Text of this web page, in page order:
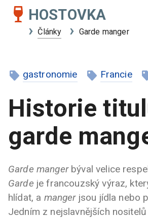
HOSTOVKA
Články Garde manger
gastronomie Francie
Historie
garde
Garde mangerbýval velice
Garde je francouzský výraz,
hlídat, a mangerjsou jídla nebo
Jedním z nejslavnějších